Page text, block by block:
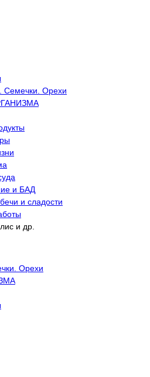
Семечки. Орехи
и БАД
и сладости
и др.
Орехи